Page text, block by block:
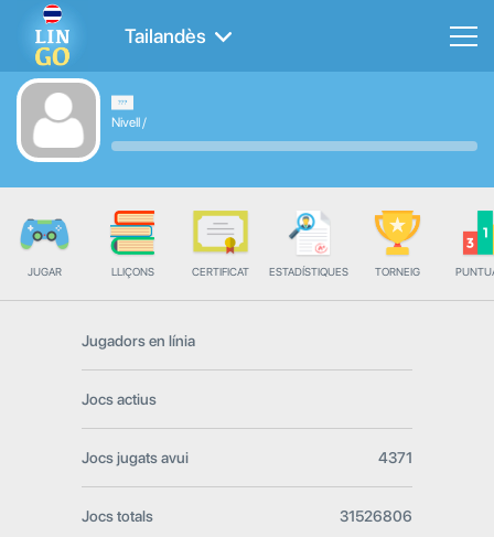
Tailandès
Nivell/
JUGAR LLIÇONS CERTIFICAT ESTADÍSTIQUES TORNEIG
Jugadors en línia
Jocs actius
Jocs jugats avui 4371
Jocs totals 31526806